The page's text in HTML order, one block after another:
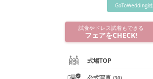
GoToWedding
試食やドレス試着もできる
フェアをCHECK!
式場TOP